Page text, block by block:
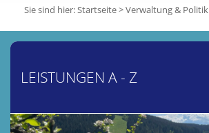
Sie sind hier:Startseite>Verwaltung & Politik
LEISTUNGEN A - Z